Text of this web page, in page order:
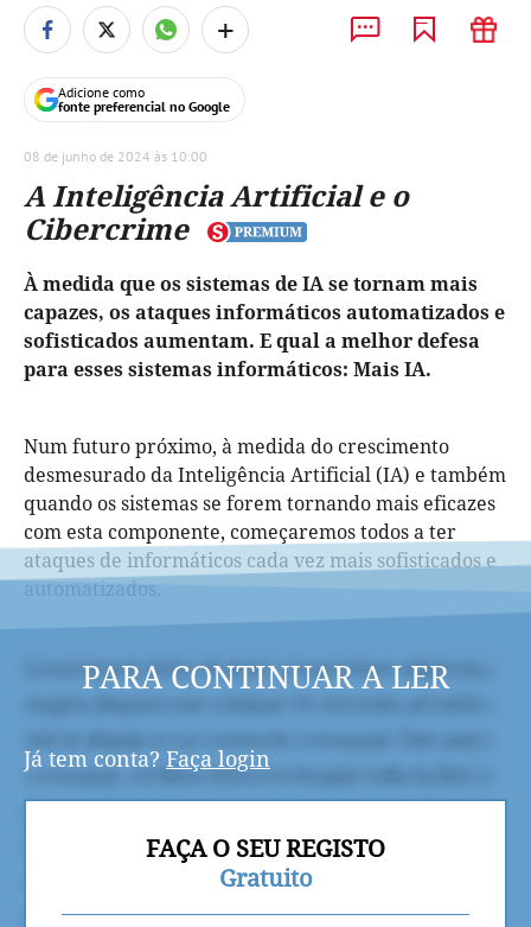
Adicione como
fonte preferencial no Google
+
08 de junho de 2024 às 10:00
A Inteligência Artificial e o
Cibercrime
À medida que os sistemas de IA se tornam mais
capazes, os ataques informáticos automatizados e
sofisticados aumentam. E qual a melhor defesa
para esses sistemas informáticos: Mais IA.
Num futuro próximo, à medida do crescimento
desmesurado da Inteligência Artificial (IA) e também
quando os sistemas se forem tornando mais eficazes
com esta componente, começaremos todos a ter
ataques de informáticos cada vez mais sofisticados e
automatizados.
PARA CONTINUAR A LER
Já tem conta? Faça login
FAÇA O SEU REGISTO
Gratuito